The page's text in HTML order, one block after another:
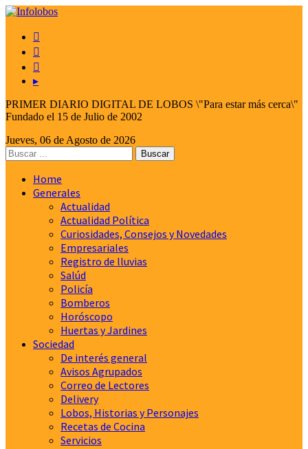



▸
PRIMER DIARIO DIGITAL DE LOBOS \"Para estar más cerca\"
Fundado el 15 de Julio de 2002
Jueves, 06 de Agosto de 2026
Home
Generales
Actualidad
Actualidad Política
Curiosidades, Consejos y Novedades
Empresariales
Registro de lluvias
Salúd
Policía
Bomberos
Horóscopo
Huertas y Jardines
Sociedad
De interés general
Avisos Agrupados
Correo de Lectores
Delivery
Lobos, Historias y Personajes
Recetas de Cocina
Servicios